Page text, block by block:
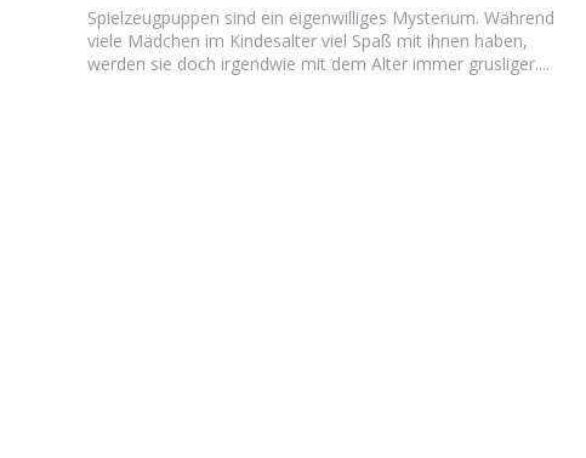
Spielzeugpuppen sind ein eigenwilliges Mysterium. Während
viele Mädchen im Kindesalter viel Spaß mit ihnen haben,
werden sie doch irgendwie mit dem Alter immer grusliger....